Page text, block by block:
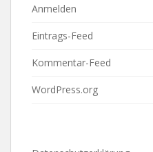
Anmelden
Eintrags-Feed
Kommentar-Feed
WordPress.org